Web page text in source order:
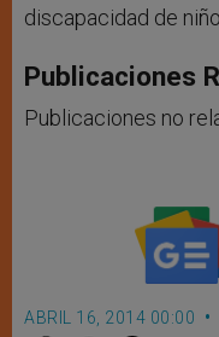
discapacidad de
Publicaciones
Publicaciones no
ABRIL 16, 2014 00:00